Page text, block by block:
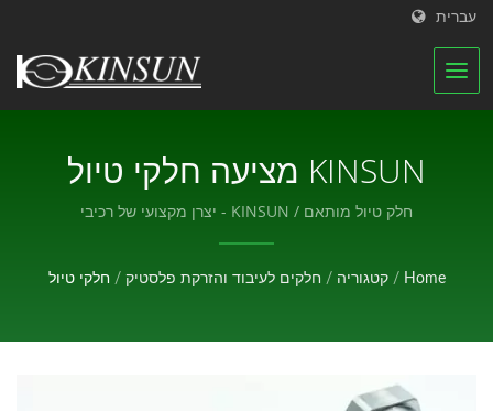
עברית
KINSUN מציעה חלקי טיול
מותאמים ברמת דיוק גבוהה.
אנו גם מספקים חיתוך, קידוח,
מורכבות אחרות עבור חלקים
חלק טיול מותאם / KINSUN - יצרן מקצועי של רכיבי
אלקטרוניקה.
Home
/ קטגוריה / חלקים לעיבוד והזרקת פלסטיק / חלקי טיול